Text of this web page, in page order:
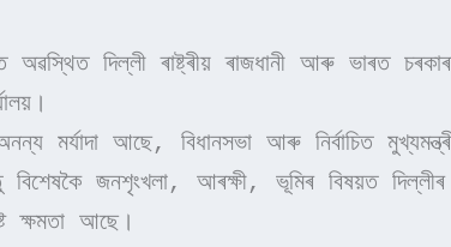
দিল্লী ৰাষ্ট্ৰীয় ৰাজধানী আৰু ভাৰত
মৰ্যাদা আছে, বিধানসভা আৰু নিৰ্বাচিত
জনশৃংখলা, আৰক্ষী, ভূমিৰ বিষয়ত দিল্লীৰ
ক্ষমতা আছে।